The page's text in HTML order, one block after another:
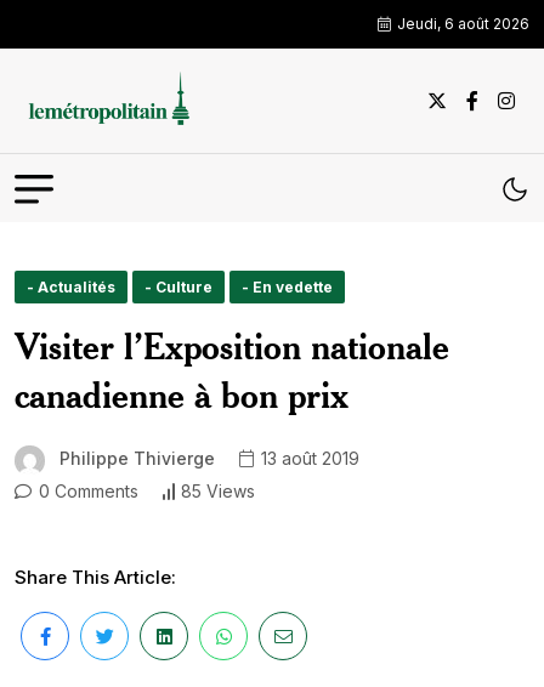
Jeudi, 6 août 2026
- Actualités - Culture - En vedette
Visiter l’Exposition nationale
canadienne à bon prix
Philippe Thivierge
13 août 2019
0 Comments
85 Views
Share This Article: